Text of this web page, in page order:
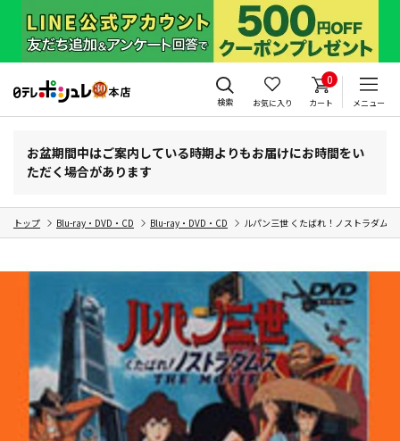
検索 お気に入り
0
カート メニュー
お盆期間中はご案内している時期よりもお届けにお時間をい
ただく場合があります
トップ Blu-ray・DVD・CD Blu-ray・DVD・CD ルパン三世 くたばれ！ノストラダム